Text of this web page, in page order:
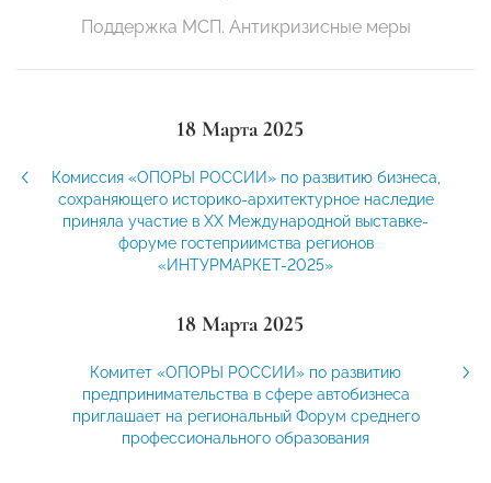
Поддержка МСП. Антикризисные меры
18 Марта 2025
Комиссия «ОПОРЫ РОССИИ» по развитию бизнеса,
сохраняющего историко-архитектурное наследие
приняла участие в XХ Международной выставке-
форуме гостеприимства регионов
«ИНТУРМАРКЕТ-2025»
18 Марта 2025
Комитет «ОПОРЫ РОССИИ» по развитию
предпринимательства в сфере автобизнеса
приглашает на региональный Форум среднего
профессионального образования